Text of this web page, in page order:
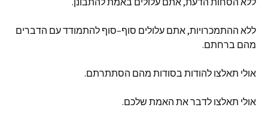
ללא ההתמכרויות,אתם עלולים סוף–סוף להתמודדעם הדברים
מהם ברחתם.
אולי תאלצו להודות בסודות מהם הסתתרתם.
אולי תאלצו לדבראת האמת שלכם.